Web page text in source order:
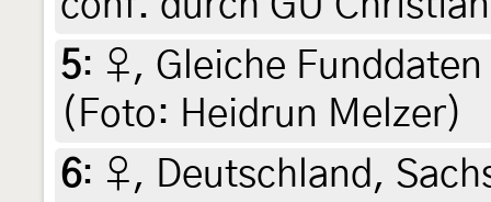
5: ♀, Gleiche
(Foto: Heidrun Melzer)
6: ♀, Deutschland,